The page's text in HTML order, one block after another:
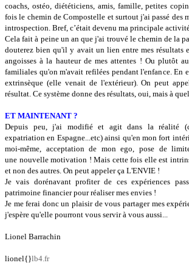
coachs, ostéo, diététiciens, amis, famille, petites
fois le chemin de Compostelle et surtout j'ai passé des
introspection. Bref, c’était devenu ma principale
Cela fait à peine un an que j'ai trouvé le chemin de la
douterez bien qu'il y avait un lien entre mes résultats
angoisses à la hauteur de mes attentes ! Ou plutôt
familiales qu'on m'avait refilées pendant l'enfance. En
extrinsèque (elle venait de l'extérieur). On peut
résultat. Ce système donne des résultats, oui, mais à
ET MAINTENANT ?
Depuis peu, j'ai modifié et agit dans la réalité
expatriation en Espagne...etc) ainsi qu'en mon fort
moi-même, acceptation de mon ego, pose de
une nouvelle motivation ! Mais cette fois elle est
et non des autres. On peut appeler ça L'ENVIE !
Je vais dorénavant profiter de ces expériences
patrimoine financier pour réaliser mes envies !
Je me ferai donc un plaisir de vous partager mes
j'espère qu'elle pourront vous servir à vous aussi...
Lionel Barrachin
lionel{}lb4.fr